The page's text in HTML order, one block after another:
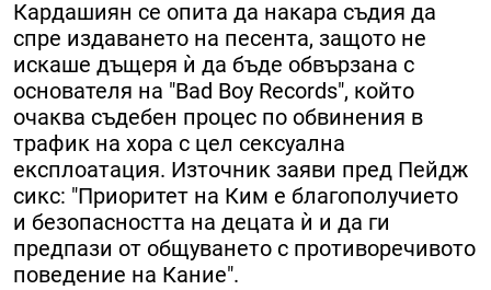
Кардашиян се опита да накара съдия да
спре издаването на песента, защото не
искаше дъщеря ѝ да бъде обвързана с
основателя на "Bad Boy Records", който
очаква съдебен процес по обвинения в
трафик на хора с цел сексуална
експлоатация. Източник заяви пред Пейдж
сикс: "Приоритет на Ким е благополучието
и безопасността на децата ѝ и да ги
предпази от общуването с противоречивото
поведение на Кание".